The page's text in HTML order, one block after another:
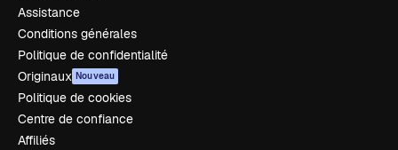
Assistance
Conditions générales
Politique de confidentialité
Originaux Nouveau
Politique de cookies
Centre de confiance
Affiliés